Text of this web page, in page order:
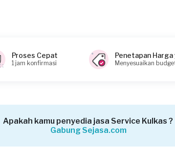
Proses Cepat
1 jam konfirmasi
Penetapan Harga
Menyesuaikan
Apakah kamu penyedia jasa Service Kulkas ?
Gabung Sejasa.com